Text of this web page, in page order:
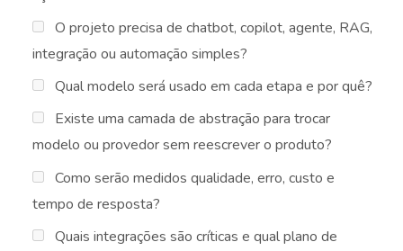
O projeto precisa de chatbot, copilot, agente, RAG,
integração ou automação simples?
Qual modelo será usado em cada etapa e por quê?
Existe uma camada de abstração para trocar
modelo ou provedor sem reescrever o produto?
Como serão medidos qualidade, erro, custo e
tempo de resposta?
Quais integrações são críticas e qual plano de